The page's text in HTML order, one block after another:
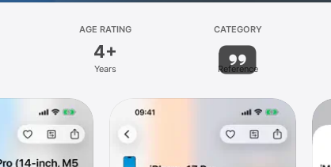
AGE RATING
4+
Years
CATEGORY
Reference